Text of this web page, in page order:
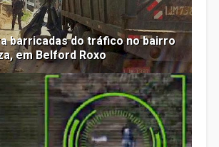
barricadas do tráfico no bairro
em Belford Roxo